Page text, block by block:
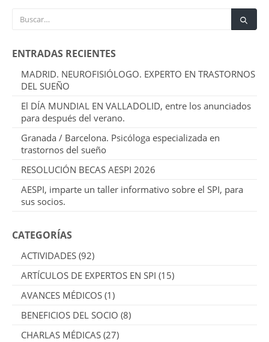
ENTRADAS RECIENTES
MADRID. NEUROFISIÓLOGO. EXPERTO EN TRASTORNOS
DEL SUEÑO
El DÍA MUNDIAL EN VALLADOLID, entre los anunciados
para después del verano.
Granada / Barcelona. Psicóloga especializada en
trastornos del sueño
RESOLUCIÓN BECAS AESPI 2026
AESPI, imparte un taller informativo sobre el SPI, para
sus socios.
CATEGORÍAS
ACTIVIDADES (92)
ARTÍCULOS DE EXPERTOS EN SPI (15)
AVANCES MÉDICOS (1)
BENEFICIOS DEL SOCIO (8)
CHARLAS MÉDICAS (27)